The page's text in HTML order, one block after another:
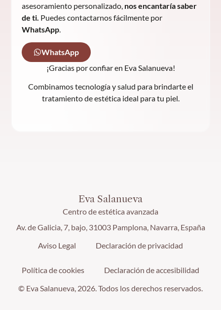
asesoramiento personalizado, nos encantaría saber
de ti. Puedes contactarnos fácilmente por
WhatsApp
WhatsApp
¡Gracias por confiar en Eva Salanueva!
Combinamos tecnología y salud para brindarte el
tratamiento de estética ideal para tu piel.
Eva Salanueva
Centro de estética avanzada
Av. de Galicia, 7, bajo, 31003 Pamplona, Navarra, España
Aviso Legal
Declaración de privacidad
Política de cookies
Declaración de accesibilidad
© Eva Salanueva, 2026. Todos los derechos reservados.